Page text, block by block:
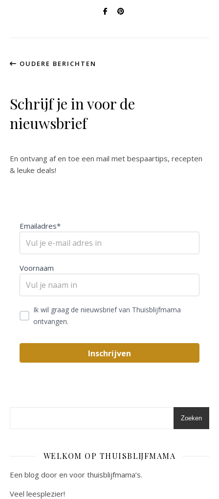
OUDERE BERICHTEN
Schrijf je in voor de
nieuwsbrief
En ontvang af en toe een mail met bespaartips, recepten
& leuke deals!
Emailadres*
Voornaam
Ik wil graag de nieuwsbrief van Thuisblijfmama
ontvangen.
Zoeken
WELKOM OP THUISBLIJFMAMA
Een blog door en voor thuisblijfmama’s.
Veel leesplezier!